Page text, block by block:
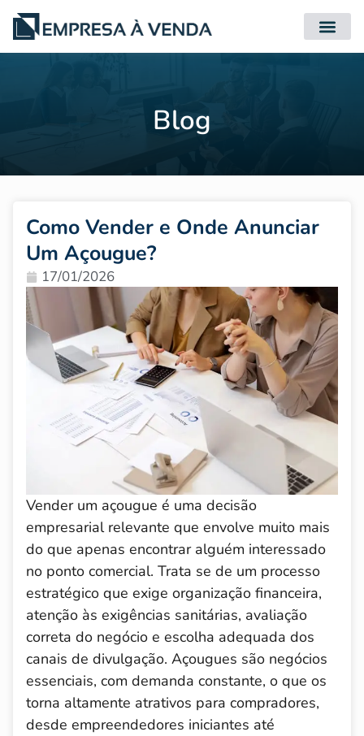
Blog
Como Vender e Onde Anunciar
Um Açougue?
17/01/2026
Vender um açougue é uma decisão
empresarial relevante que envolve muito mais
do que apenas encontrar alguém interessado
no ponto comercial. Trata se de um processo
estratégico que exige organização financeira,
atenção às exigências sanitárias, avaliação
correta do negócio e escolha adequada dos
canais de divulgação. Açougues são negócios
essenciais, com demanda constante, o que os
torna altamente atrativos para compradores,
desde empreendedores iniciantes até